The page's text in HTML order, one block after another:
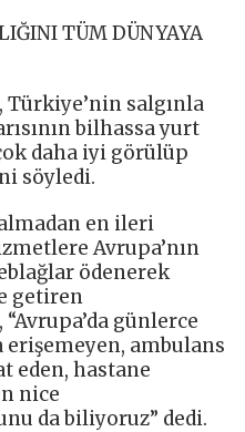
TÜM DÜNYAYA
Türkiye’nin salgınla
bilhassa yurt
daha iyi görülüp
söyledi.
en ileri
Avrupa’nın
ödenerek
getiren
günlerce
erişemeyen, ambulans
eden, hastane
nice
da biliyoruz” dedi.